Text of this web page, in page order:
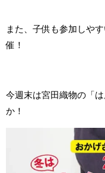
また、子供も参加しや
催！
今週末は宮田織物の「
か！